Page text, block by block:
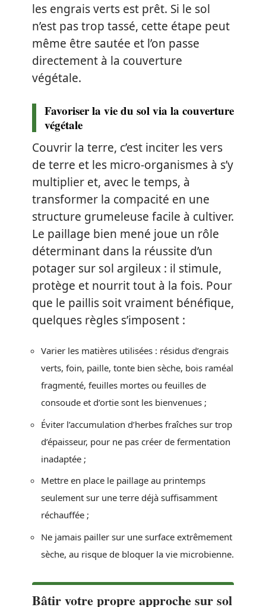
les engrais verts est prêt. Si le sol
n’est pas trop tassé, cette étape peut
même être sautée et l’on passe
directement à la couverture
végétale.
Favoriser la vie du sol via la couverture
végétale
Couvrir la terre, c’est inciter les vers
de terre et les micro-organismes à s’y
multiplier et, avec le temps, à
transformer la compacité en une
structure grumeleuse facile à cultiver.
Le paillage bien mené joue un rôle
déterminant dans la réussite d’un
potager sur sol argileux : il stimule,
protège et nourrit tout à la fois. Pour
que le paillis soit vraiment bénéfique,
quelques règles s’imposent :
Varier les matières utilisées : résidus d’engrais
verts, foin, paille, tonte bien sèche, bois raméal
fragmenté, feuilles mortes ou feuilles de
consoude et d’ortie sont les bienvenues ;
Éviter l’accumulation d’herbes fraîches sur trop
d’épaisseur, pour ne pas créer de fermentation
inadaptée ;
Mettre en place le paillage au printemps
seulement sur une terre déjà suffisamment
réchauffée ;
Ne jamais pailler sur une surface extrême­ment
sèche, au risque de bloquer la vie microbienne.
Bâtir votre propre approche sur sol